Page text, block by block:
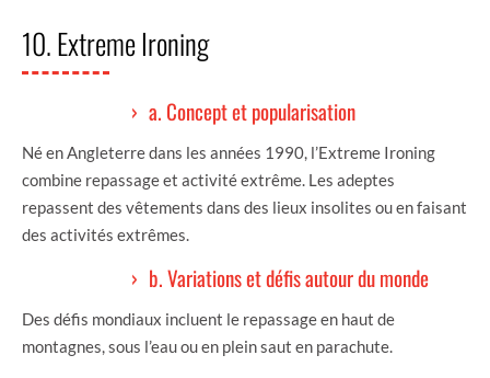
10. Extreme Ironing
a. Concept et popularisation
Né en Angleterre dans les années 1990, l’Extreme Ironing
combine repassage et activité extrême. Les adeptes
repassent des vêtements dans des lieux insolites ou en faisant
des activités extrêmes.
b. Variations et défis autour du monde
Des défis mondiaux incluent le repassage en haut de
montagnes, sous l’eau ou en plein saut en parachute.